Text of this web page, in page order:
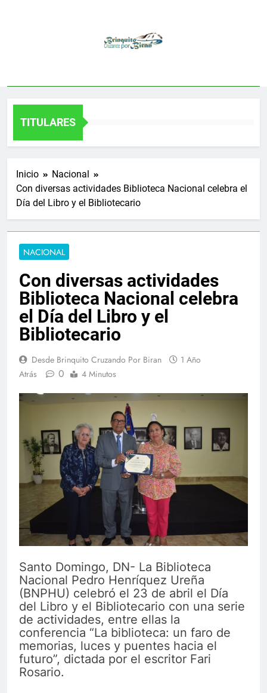
TITULARES
Inicio
Nacional
Con diversas actividades Biblioteca Nacional celebra el
Día del Libro y el Bibliotecario
NACIONAL
Con diversas actividades
Biblioteca Nacional celebra
el Día del Libro y el
Bibliotecario
Desde Brinquito Cruzando Por Biran
1 Año
Atrás
0 4 Minutos
Santo Domingo, DN- La Biblioteca
Nacional Pedro Henríquez Ureña
(BNPHU) celebró el 23 de abril el Día
del Libro y el Bibliotecario con una serie
de actividades, entre ellas la
conferencia “La biblioteca: un faro de
memorias, luces y puentes hacia el
futuro”, dictada por el escritor Fari
Rosario.